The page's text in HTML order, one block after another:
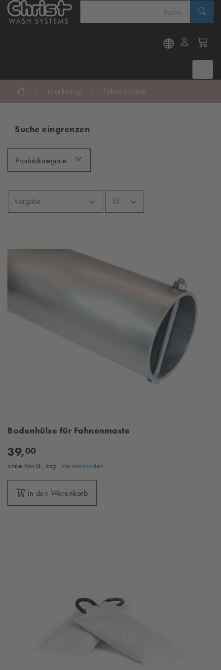
Marketing Fahnenmaste
Suche eingrenzen
Produktkategorie
Bodenhülse für Fahnenmaste
39,00
ohne MwSt., zzgl. Versandkosten
in den Warenkorb